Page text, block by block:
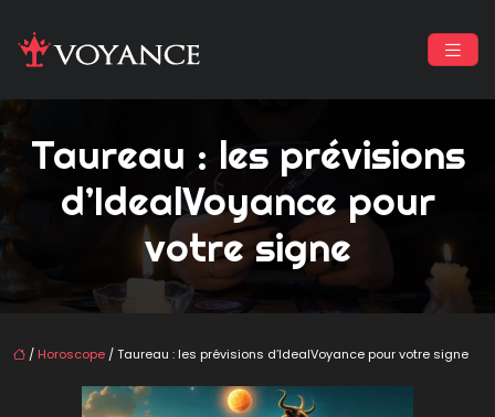
Taureau : les prévisions
d’IdealVoyance pour
votre signe
/ Horoscope / Taureau : les prévisions d’IdealVoyance pour votre signe